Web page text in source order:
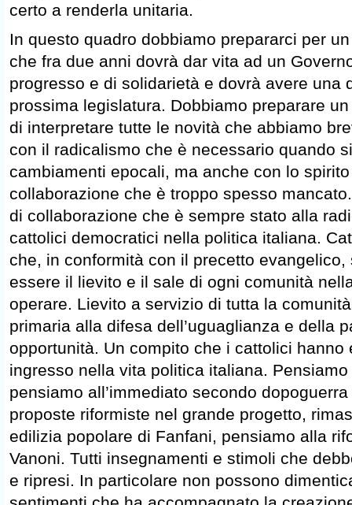
certo a renderla unitaria.
In questo quadro dobbiamo prepararci per
che fra due anni dovrà dar vita ad un
progresso e di solidarietà e dovrà avere una
prossima legislatura. Dobbiamo preparare
di interpretare tutte le novità che abbiamo
con il radicalismo che è necessario quando
cambiamenti epocali, ma anche con lo
collaborazione che è troppo spesso
di collaborazione che è sempre stato alla
cattolici democratici nella politica italiana.
che, in conformità con il precetto evangelico,
essere il lievito e il sale di ogni comunità
operare. Lievito a servizio di tutta la
primaria alla difesa dell’uguaglianza e della
opportunità. Un compito che i cattolici hanno
ingresso nella vita politica italiana.
pensiamo all’immediato secondo
proposte riformiste nel grande progetto,
edilizia popolare di Fanfani, pensiamo alla
Vanoni. Tutti insegnamenti e stimoli che
e ripresi. In particolare non possono